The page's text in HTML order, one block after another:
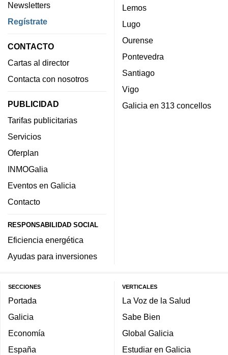
Newsletters
Regístrate
CONTACTO
Cartas al director
Contacta con nosotros
PUBLICIDAD
Tarifas publicitarias
Servicios
Oferplan
INMOGalia
Eventos en Galicia
Contacto
RESPONSABILIDAD SOCIAL
Eficiencia energética
Ayudas para inversiones
Lemos
Lugo
Ourense
Pontevedra
Santiago
Vigo
Galicia en 313 concellos
SECCIONES
Portada
Galicia
Economía
España
VERTICALES
La Voz de la Salud
Sabe Bien
Global Galicia
Estudiar en Galicia